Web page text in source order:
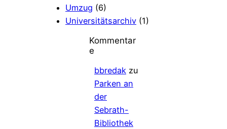
Umzug (6)
Universitätsarchiv (1)
Kommentar
e
bbredak zu
Parken an
der
Sebrath-
Bibliothek